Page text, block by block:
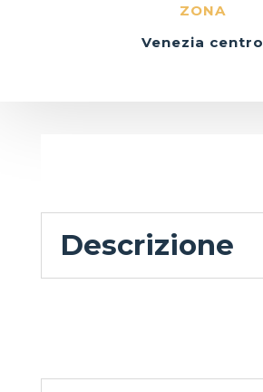
ZONA
Venezia centro
Descrizione